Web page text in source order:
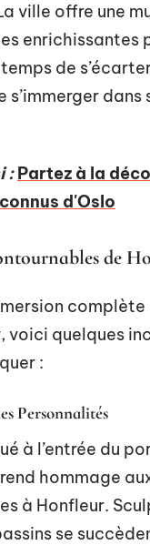
ville offre une
enrichissantes
de
s’immerger dans
: Partez à la
d'Oslo
de
complète
voici quelques
:
Personnalités
à l’entrée du
hommage
à Honfleur.
se